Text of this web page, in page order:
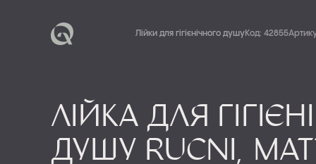
ЗМІШУВАЧІ
Лійки для гігієнічного душуКод: 42855
Лійка для
душу Rucni,